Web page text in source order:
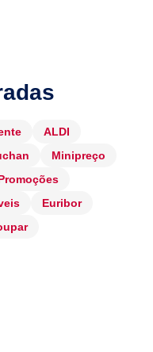
ALDI
Minipreço
Euribor